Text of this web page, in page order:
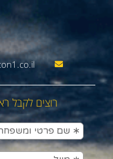
רוצים לקבל